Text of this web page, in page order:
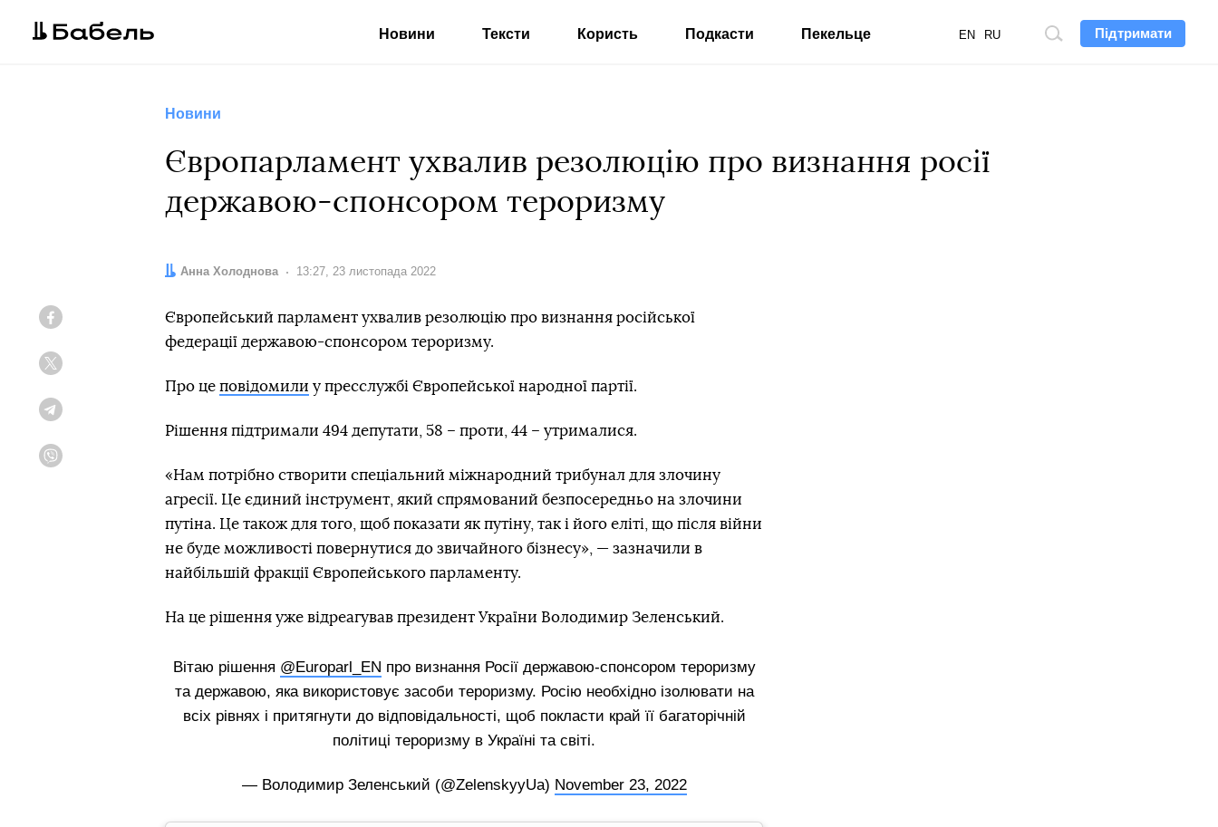
Підтримати
Пошук
EN RU
Новини Тексти Користь Подкасти Пекельце
Новини
Європарламент ухвалив резолюцію про визнання росії
державою-спонсором тероризму
Автор:
Анна Холоднова Дата:
13:27, 23 листопада 2022
Європейський парламент ухвалив резолюцію про визнання російської
федерації державою-спонсором тероризму.
Про це повідомили у пресслужбі Європейської народної партії.
Рішення підтримали 494 депутати, 58 – проти, 44 – утрималися.
«Нам потрібно створити спеціальний міжнародний трибунал для злочину
агресії. Це єдиний інструмент, який спрямований безпосередньо на злочини
путіна. Це також для того, щоб показати як путіну, так і його еліті, що після війни
не буде можливості повернутися до звичайного бізнесу», — зазначили в
найбільшій фракції Європейського парламенту.
На це рішення уже відреагував президент України Володимир Зеленський.
Вітаю рішення @Europarl_EN про визнання Росії державою-спонсором тероризму
та державою, яка використовує засоби тероризму. Росію необхідно ізолювати на
всіх рівнях і притягнути до відповідальності, щоб покласти край її багаторічній
політиці тероризму в Україні та світі.
— Володимир Зеленський (@ZelenskyyUa) November 23, 2022